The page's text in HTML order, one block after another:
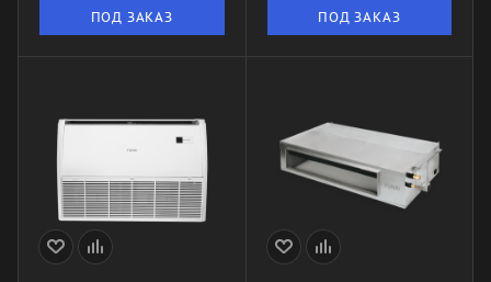
ПОД ЗАКАЗ ПОД ЗАКАЗ